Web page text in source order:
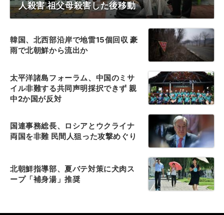
人殺害 祖父母殺害した後移動
韓国、北西部沿岸で地雷15個回収 豪
雨で北朝鮮から流出か
太平洋諸島フォーラム、中国のミサ
イル非難する共同声明採択できず 親
中2か国が反対
国連事務総長、ロシアとウクライナ
両国を非難 民間人狙った攻撃めぐり
北朝鮮指導部、夏バテ対策に犬肉ス
ープ「補身湯」推奨